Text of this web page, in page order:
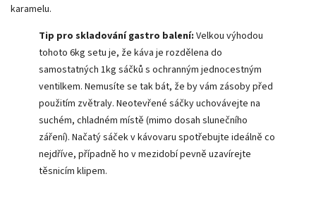
karamelu.
Tip pro skladování gastro balení: Velkou výhodou
tohoto 6kg setu je, že káva je rozdělena do
samostatných 1kg sáčků s ochranným jednocestným
ventilkem. Nemusíte se tak bát, že by vám zásoby před
použitím zvětraly. Neotevřené sáčky uchovávejte na
suchém, chladném místě (mimo dosah slunečního
záření). Načatý sáček v kávovaru spotřebujte ideálně co
nejdříve, případně ho v mezidobí pevně uzavírejte
těsnicím klipem.